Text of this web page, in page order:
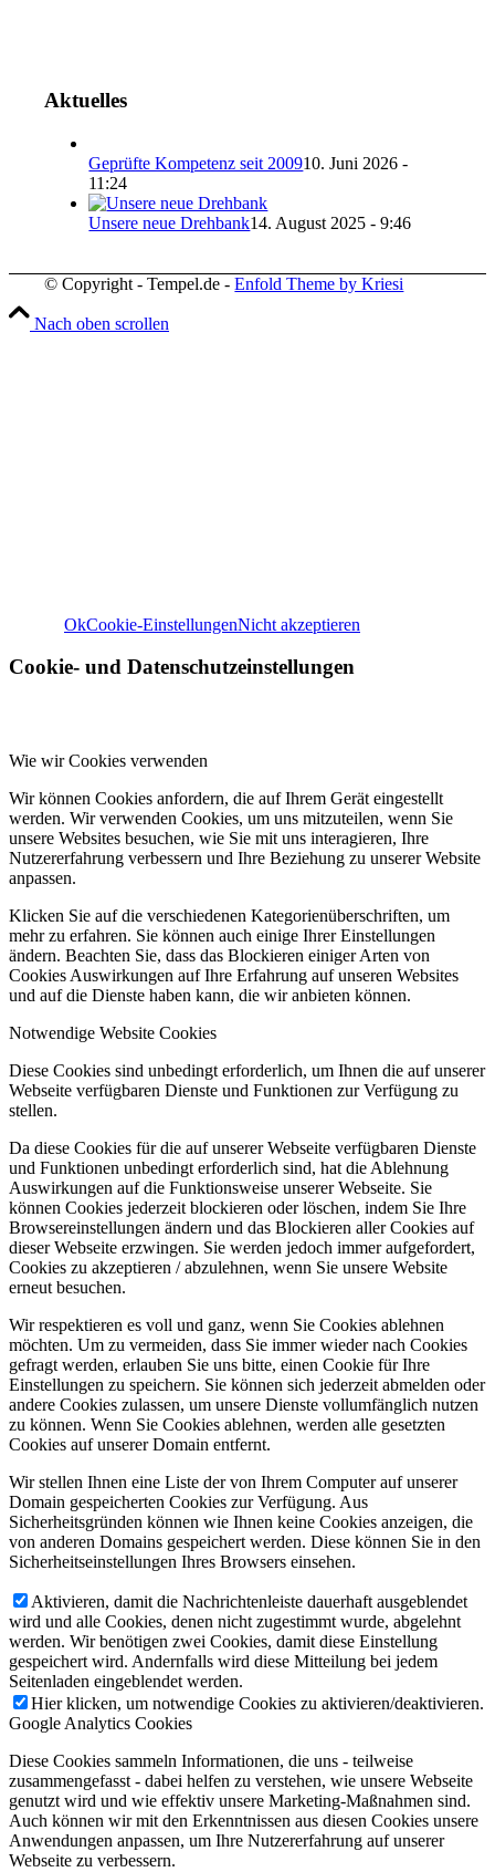
Aktuelles
Geprüfte Kompetenz seit 200910. Juni 2026 -
11:24
Unsere neue Drehbank14. August 2025 - 9:46
© Copyright - Tempel.de -Enfold Theme by Kriesi
Nach oben scrollen
OkCookie-EinstellungenNicht akzeptieren
Cookie- und Datenschutzeinstellungen
Wie wir Cookies verwenden
Wir können Cookies anfordern, die auf Ihrem Gerät eingestellt
werden. Wir verwenden Cookies, um uns mitzuteilen, wenn Sie
unsere Websites besuchen, wie Sie mit uns interagieren, Ihre
Nutzererfahrung verbessern und Ihre Beziehung zu unserer Website
anpassen.
Klicken Sie auf die verschiedenen Kategorienüberschriften, um
mehr zu erfahren. Sie können auch einige Ihrer Einstellungen
ändern. Beachten Sie, dass das Blockieren einiger Arten von
Cookies Auswirkungen auf Ihre Erfahrung auf unseren Websites
und auf die Dienste haben kann, die wir anbieten können.
Notwendige Website Cookies
Diese Cookies sind unbedingt erforderlich, um Ihnen die auf unserer
Webseite verfügbaren Dienste und Funktionen zur Verfügung zu
stellen.
Da diese Cookies für die auf unserer Webseite verfügbaren Dienste
und Funktionen unbedingt erforderlich sind, hat die Ablehnung
Auswirkungen auf die Funktionsweise unserer Webseite. Sie
können Cookies jederzeit blockieren oder löschen, indem Sie Ihre
Browsereinstellungen ändern und das Blockieren aller Cookies auf
dieser Webseite erzwingen. Sie werden jedoch immer aufgefordert,
Cookies zu akzeptieren / abzulehnen, wenn Sie unsere Website
erneut besuchen.
Wir respektieren es voll und ganz, wenn Sie Cookies ablehnen
möchten. Um zu vermeiden, dass Sie immer wieder nach Cookies
gefragt werden, erlauben Sie uns bitte, einen Cookie für Ihre
Einstellungen zu speichern. Sie können sich jederzeit abmelden oder
andere Cookies zulassen, um unsere Dienste vollumfänglich nutzen
zu können. Wenn Sie Cookies ablehnen, werden alle gesetzten
Cookies auf unserer Domain entfernt.
Wir stellen Ihnen eine Liste der von Ihrem Computer auf unserer
Domain gespeicherten Cookies zur Verfügung. Aus
Sicherheitsgründen können wie Ihnen keine Cookies anzeigen, die
von anderen Domains gespeichert werden. Diese können Sie in den
Sicherheitseinstellungen Ihres Browsers einsehen.
Aktivieren, damit die Nachrichtenleiste dauerhaft ausgeblendet
wird und alle Cookies, denen nicht zugestimmt wurde, abgelehnt
werden. Wir benötigen zwei Cookies, damit diese Einstellung
gespeichert wird. Andernfalls wird diese Mitteilung bei jedem
Seitenladen eingeblendet werden.
Hier klicken, um notwendige Cookies zu aktivieren/deaktivieren.
Google Analytics Cookies
Diese Cookies sammeln Informationen, die uns - teilweise
zusammengefasst - dabei helfen zu verstehen, wie unsere Webseite
genutzt wird und wie effektiv unsere Marketing-Maßnahmen sind.
Auch können wir mit den Erkenntnissen aus diesen Cookies unsere
Anwendungen anpassen, um Ihre Nutzererfahrung auf unserer
Webseite zu verbessern.